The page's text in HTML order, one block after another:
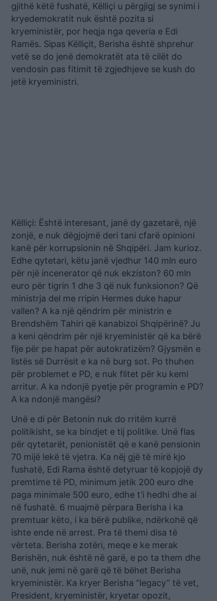
gjithë këtë fushatë, Këlliçi u përgjigj se synimi i
kryedemokratit nuk është pozita si
kryeministër, por heqja nga qeveria e Edi
Ramës. Sipas Këlliçit, Berisha është shprehur
vetë se do jenë demokratët ata të cilët do
vendosin pas fitimit të zgjedhjeve se kush do
jetë kryeministri.
Këlliçi: Është interesant, janë dy gazetarë, një
zonjë, e nuk dëgjojmë deri tani cfarë opinioni
kanë për korrupsionin në Shqipëri. Jam kurioz.
Edhe qytetari, këtu janë vjedhur 140 mln euro
për një incenerator që nuk ekziston? 60 mln
euro për tigrin 1 dhe 3 që nuk funksionon? Që
ministrja del me rripin Hermes duke hapur
vallen? A ka një qëndrim për ministrin e
Brendshëm Tahiri që kanabizoi Shqipërinë? Ju
a keni qëndrim për një kryeministër që ka bërë
fije për pe hapat për autokratizëm? Gjysmën e
listës së Durrësit e ka në burg sot. Po thuhen
për problemet e PD, e nuk flitet për ku kemi
arritur. A ka ndonjë pyetje për programin e PD?
A ka ndonjë mangësi?
Unë e di për Betonin nuk do rritëm kurrë
politikisht, se ka bindjet e tij politike. Unë flas
për qytetarët, penionistët që e kanë pensionin
70 mijë lekë të vjetra. Ka nëj gjë të mirë kjo
fushatë, Edi Rama është detyruar të kopjojë dy
premtime të PD, minimum jetik 200 euro dhe
paga minimale 500 euro, edhe t’i hedhi dhe ai
në fushatë. 6 muajmë përpara Berisha i ka
premtuar këto, i ka bërë publike, ndërkohë që
ishte ende në arrest. Pra të themi disa të
vërteta. Berisha zotëri, meqe e ke merak
Berishën, nuk është në garë, e po ta them dhe
unë, nuk jemi në garë që të bëhet Berisha
kryeministër. Ka kryer Berisha “legacy” të vet,
President, kryeministër, kryetar opozit,